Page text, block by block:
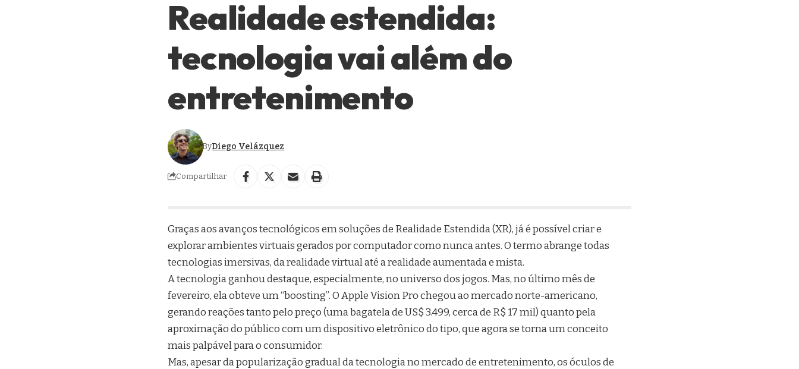
Realidade estendida:
tecnologia vai além do
entretenimento
ByDiego Velázquez
Compartilhar
Graças aos avanços tecnológicos em soluções de Realidade Estendida (XR), já é possível criar e
explorar ambientes virtuais gerados por computador como nunca antes. O termo abrange todas
tecnologias imersivas, da realidade virtual até a realidade aumentada e mista.
A tecnologia ganhou destaque, especialmente, no universo dos jogos. Mas, no último mês de
fevereiro, ela obteve um “boosting”. O Apple Vision Pro chegou ao mercado norte-americano,
gerando reações tanto pelo preço (uma bagatela de US$ 3.499, cerca de R$ 17 mil) quanto pela
aproximação do público com um dispositivo eletrônico do tipo, que agora se torna um conceito
mais palpável para o consumidor.
Mas, apesar da popularização gradual da tecnologia no mercado de entretenimento, os óculos de